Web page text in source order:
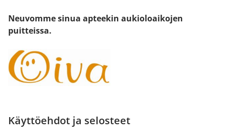
Neuvomme sinua apteekin aukioloaikojen
puitteissa.
Käyttöehdot ja selosteet